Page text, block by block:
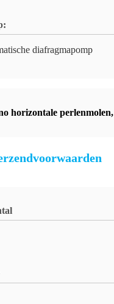
diafragmapomp
horizontale perlenmolen,